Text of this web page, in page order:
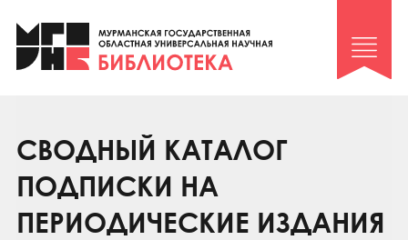
Клуб «Гиря и сельдерей»
Клуб «Семейный архив»
Коллегам
Контакты
СВОДНЫЙ КАТАЛОГ
ПОДПИСКИ НА
ПЕРИОДИЧЕСКИЕ ИЗДАНИЯ